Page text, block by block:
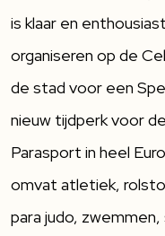
is klaar en
organiseren op de
de stad voor een
nieuw tijdperk voor
Parasport in heel
omvat atletiek,
para judo,